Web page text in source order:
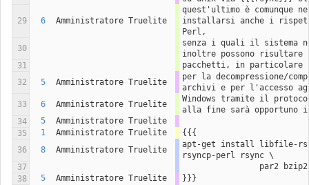
29 6 Amministratore Truelite
quest'ultimo è comunque
installarsi anche i
Perl,
30
senza i quali il sistema
inoltre possono
31
pacchetti, in particolare
32
5 Amministratore Truelite
per la decompressione/
archivi e per l'accesso
33
6 Amministratore Truelite
Windows tramite il
alla fine sarà opportuno
34
5
Amministratore Truelite
35
1 Amministratore Truelite
{{{
36
8 Amministratore Truelite
apt-get install libfile-
rsyncp-perl rsync \
37
38
5 Amministratore Truelite
}}}